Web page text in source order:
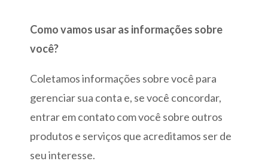
Como vamos usar as informações sobre
você?
Coletamos informações sobre você para
gerenciar sua conta e, se você concordar,
entrar em contato com você sobre outros
produtos e serviços que acreditamos ser de
seu interesse.